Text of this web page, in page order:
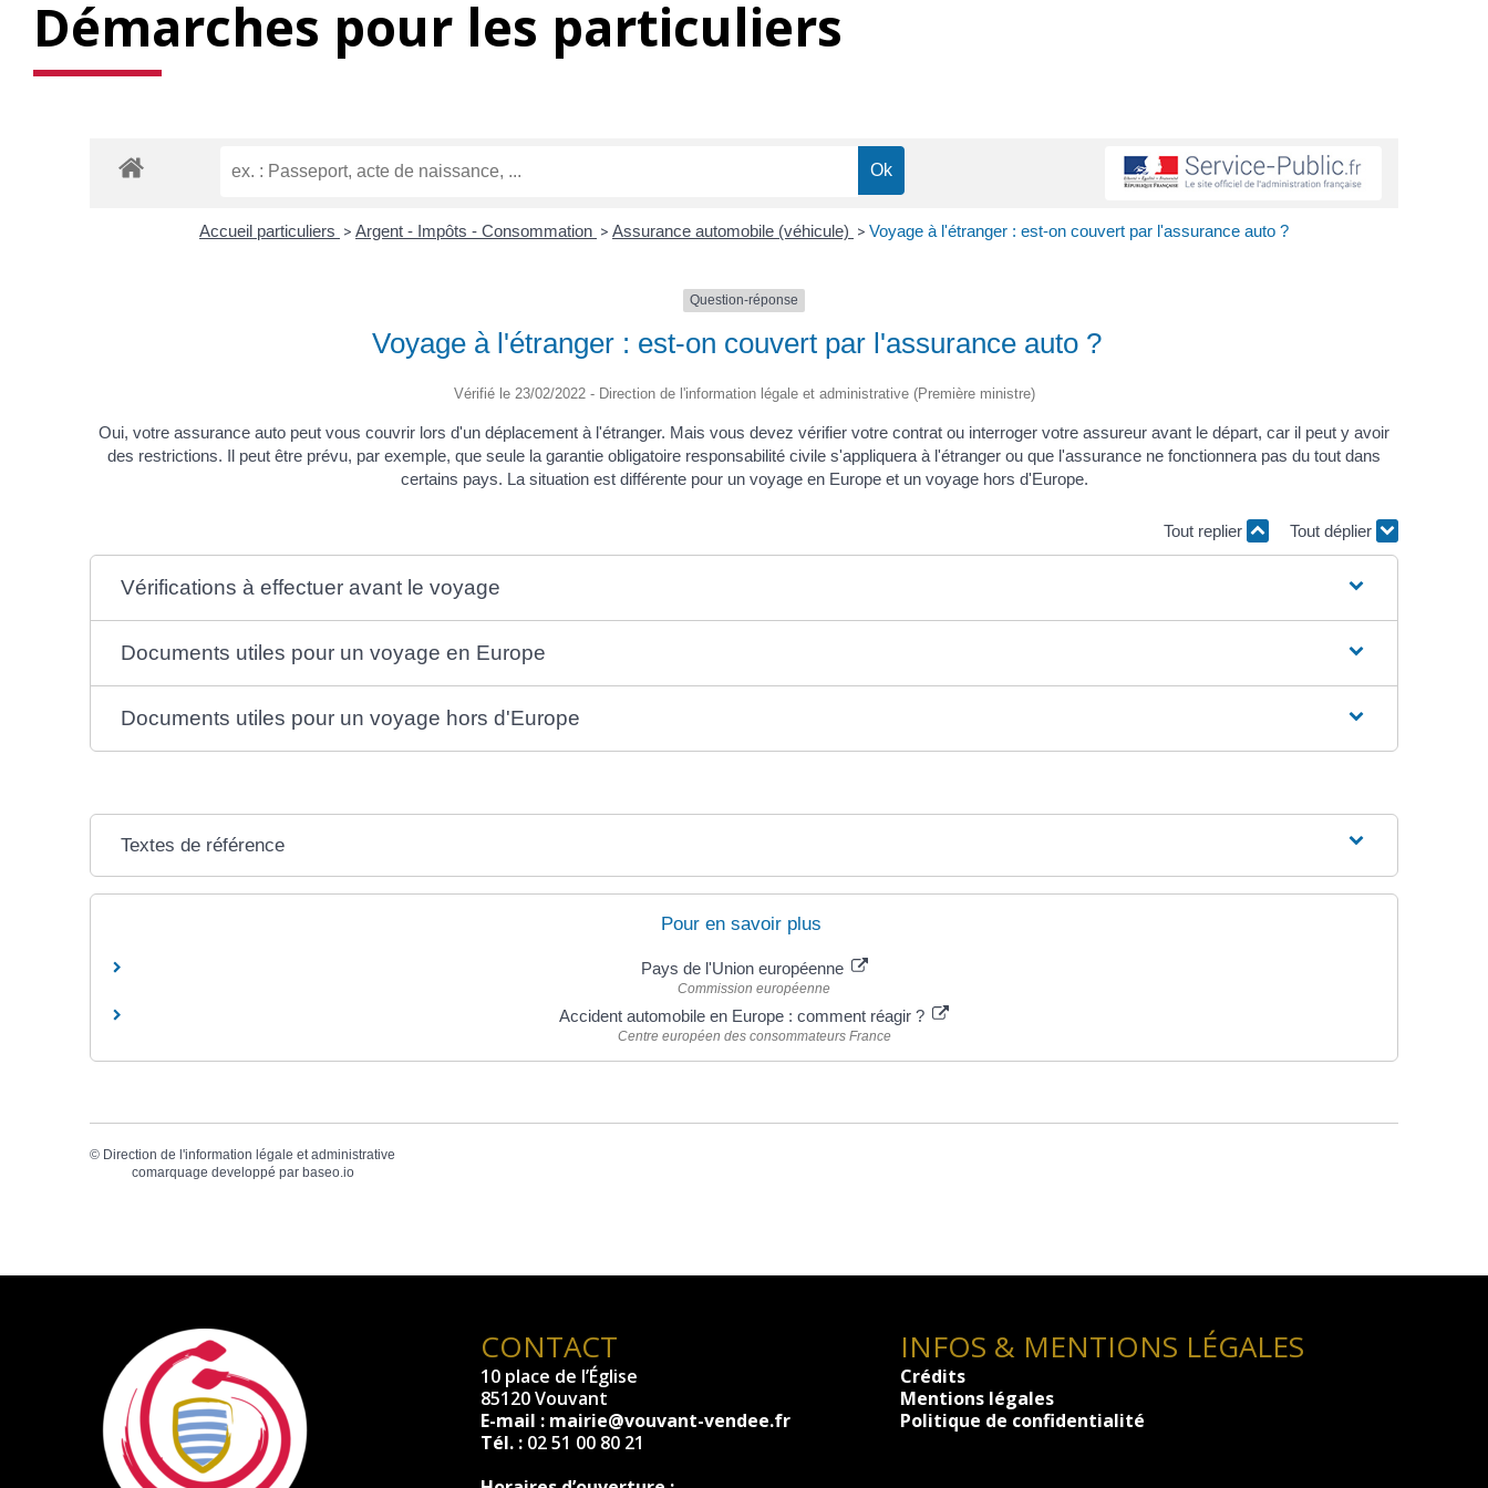
Démarches pour les particuliers
Accueil particuliers > Argent - Impôts - Consommation > Assurance automobile (véhicule) > Voyage à l'étranger : est-on couvert par l'assurance auto ?
Question-réponse
Voyage à l'étranger : est-on couvert par l'assurance auto ?
Vérifié le 23/02/2022 - Direction de l'information légale et administrative (Première ministre)
Oui, votre assurance auto peut vous couvrir lors d'un déplacement à l'étranger. Mais vous devez vérifier votre contrat ou interroger votre assureur avant le départ, car il peut y avoir
des restrictions. Il peut être prévu, par exemple, que seule la garantie obligatoire responsabilité civile s'appliquera à l'étranger ou que l'assurance ne fonctionnera pas du tout dans
certains pays. La situation est différente pour un voyage en Europe et un voyage hors d'Europe.
Tout replier Tout déplier
Vérifications à effectuer avant le voyage
Documents utiles pour un voyage en Europe
Documents utiles pour un voyage hors d'Europe
Textes de référence
Pour en savoir plus
Pays de l'Union européenne
Commission européenne
Accident automobile en Europe : comment réagir ?
Centre européen des consommateurs France
© Direction de l'information légale et administrative
comarquage developpé par baseo.io
CONTACT
10 place de l’Église
85120 Vouvant
E-mail : mairie@vouvant-vendee.fr
Tél. :02 51 00 80 21
INFOS & MENTIONS LÉGALES
Crédits
Mentions légales
Politique de confidentialité